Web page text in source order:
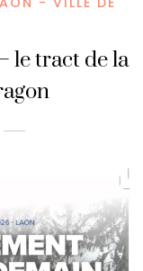
le tract de la